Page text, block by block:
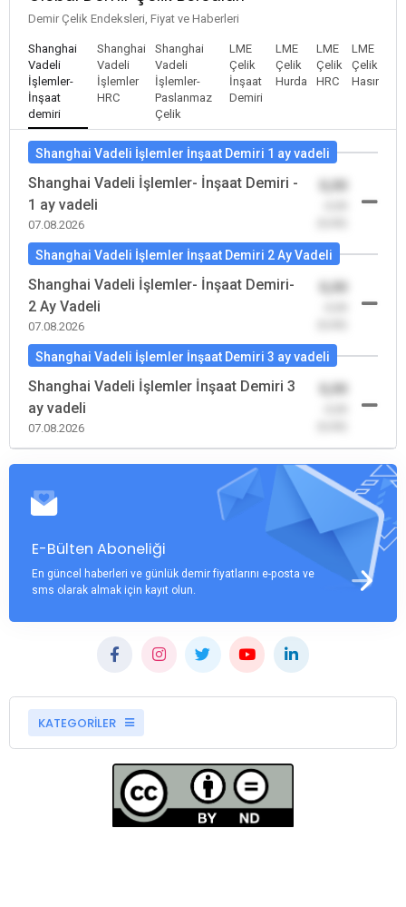
Demir Çelik Endeksleri, Fiyat ve Haberleri
Shanghai
Vadeli
İşlemler-
İnşaat
demiri
Shanghai
Vadeli
İşlemler
HRC
Shanghai
Vadeli
İşlemler-
Paslanmaz
Çelik
LME
Çelik
İnşaat
Demiri
LME
Çelik
Hurda
LME
Çelik
HRC
LME
Çelik
Hasır
Shanghai Vadeli İşlemler İnşaat Demiri 1 ay vadeli
Shanghai Vadeli İşlemler- İnşaat Demiri -
1 ay vadeli
07.08.2026
0,00
Shanghai Vadeli İşlemler İnşaat Demiri 2 Ay Vadeli
Shanghai Vadeli İşlemler- İnşaat Demiri-
2 Ay Vadeli
07.08.2026
0,00
Shanghai Vadeli İşlemler İnşaat Demiri 3 ay vadeli
Shanghai Vadeli İşlemler İnşaat Demiri 3
ay vadeli
07.08.2026
0,00
E-Bülten Aboneliği
En güncel haberleri ve günlük demir fiyatlarını e-posta ve
sms olarak almak için kayıt olun.
KATEGORİLER